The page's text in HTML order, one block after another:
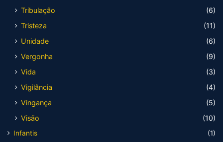
Tribulação
(6)
Tristeza
(11)
Unidade
(6)
Vergonha
(9)
Vida
(3)
Vigilância
(4)
Vingança
(5)
Visão
(10)
Infantis
(1)